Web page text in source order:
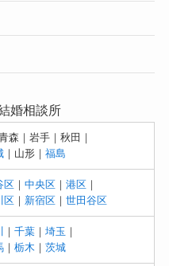
婚相談所
青森｜岩手｜秋田｜
｜山形｜ 福島
区｜ 中央区｜ 港区｜
区｜ 新宿区｜ 世田谷区
｜ 千葉｜ 埼玉 ｜
｜ 栃木 ｜ 茨城